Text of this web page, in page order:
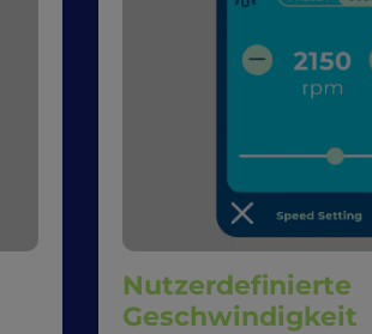
Nutzerdefinierte
Geschwindigkeit